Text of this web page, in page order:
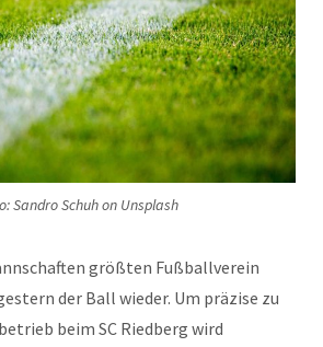
Sandro Schuh on Unsplash
größten Fußballverein
der Ball wieder. Um präzise zu
beim SC Riedberg wird